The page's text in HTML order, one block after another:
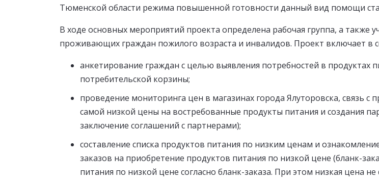
Тюменской области режима повышенной готовности данный вид помощи
В ходе основных мероприятий проекта определена рабочая группа, а также
проживающих граждан пожилого возраста и инвалидов. Проект включает в
анкетирование граждан с целью выявления потребностей в продуктах
потребительской корзины;
проведение мониторинга цен в магазинах города Ялуторовска, связь
самой низкой цены на востребованные продукты питания и создания
заключение соглашений с партнерами);
составление списка продуктов питания по низким ценам и
заказов на приобретение продуктов питания по низкой цене (бланк-
питания по низкой цене согласно бланк-заказа. При этом низкая цена